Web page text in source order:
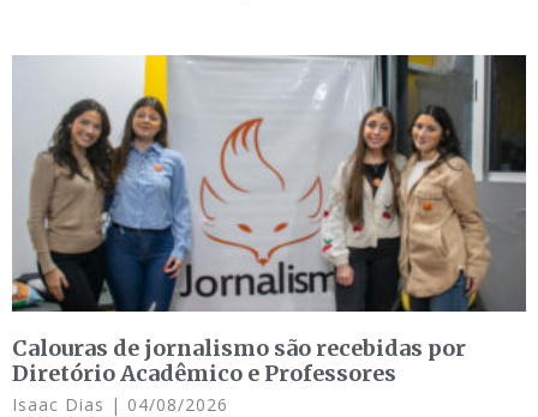
Calouras de jornalismo são recebidas por
Diretório Acadêmico e Professores
Isaac Dias 04/08/2026